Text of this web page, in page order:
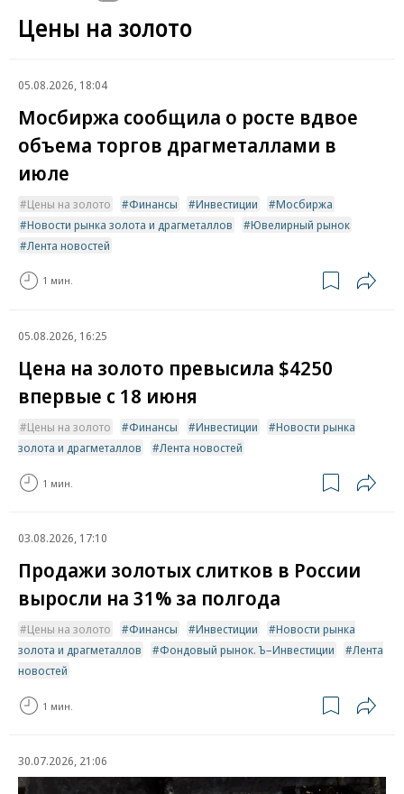
Цены на золото
05.08.2026, 18:04
Мосбиржа сообщила о росте вдвое
объема торгов драгметаллами в
июле
Цены на золото Финансы Инвестиции
Мосбиржа
Новости рынка золота и драгметаллов
Ювелирный рынок
Лента новостей
1 мин.
05.08.2026, 16:25
Цена на золото превысила $4250
впервые с 18 июня
Цены на золото Финансы Инвестиции
Новости рынка
золота и драгметаллов
Лента новостей
1 мин.
03.08.2026, 17:10
Продажи золотых слитков в России
выросли на 31% за полгода
Цены на золото Финансы Инвестиции
Новости рынка
золота и драгметаллов
Фондовый рынок. Ъ–Инвестиции
Лента
новостей
1 мин.
30.07.2026, 21:06